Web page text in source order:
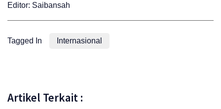
Editor: Saibansah
Tagged In Internasional
Artikel Terkait :